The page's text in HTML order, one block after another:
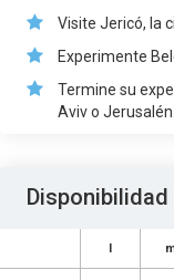
Visite Jericó, la
Experimente
Termine su
Aviv o Jerusalén.
Disponibilidad
l